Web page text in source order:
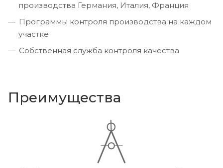
производства Германия, Италия, Франция
Программы контроля производства на каждом
участке
Собственная служба контроля качества
Преимущества